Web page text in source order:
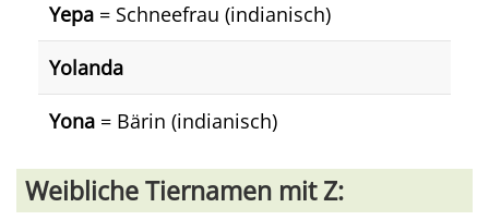
Yepa = Schneefrau (indianisch)
Yolanda
Yona = Bärin (indianisch)
Weibliche Tiernamen mit Z: